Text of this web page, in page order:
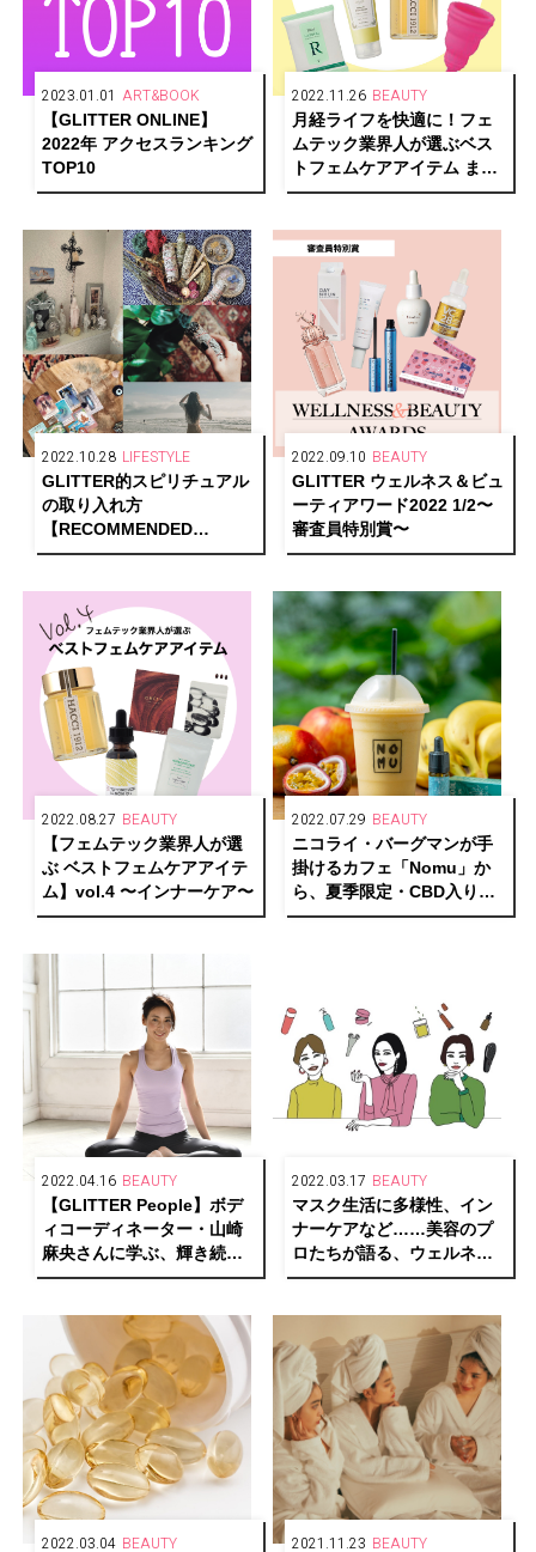
2023.01.01 ART&BOOK
【GLITTER ONLINE】
2022年 アクセスランキング
TOP10
2022.11.26 BEAUTY
月経ライフを快適に！フェ
ムテック業界人が選ぶベス
トフェムケアアイテム まと
め
2022.10.28 LIFESTYLE
GLITTER的スピリチュアル
の取り入れ方
【RECOMMENDED
SPIRITUAL LIFE】
2022.09.10 BEAUTY
GLITTER ウェルネス＆ビュ
ーティアワード2022 1/2〜
審査員特別賞〜
2022.08.27 BEAUTY
【フェムテック業界人が選
ぶ ベストフェムケアアイテ
ム】vol.4 〜インナーケア〜
2022.07.29 BEAUTY
ニコライ・バーグマンが手
掛けるカフェ「Nomu」か
ら、夏季限定・CBD入りス
ムージーが登場
2022.04.16 BEAUTY
【GLITTER People】ボデ
ィコーディネーター・山崎
麻央さんに学ぶ、輝き続け
る秘訣
2022.03.17 BEAUTY
マスク生活に多様性、イン
ナーケアなど……美容のプ
ロたちが語る、ウェルネス
＆ビューティ界の変化
2022.03.04 BEAUTY 2021.11.23 BEAUTY